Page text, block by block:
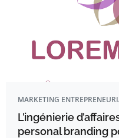
MARKETING
L’ingénierie
personal branding